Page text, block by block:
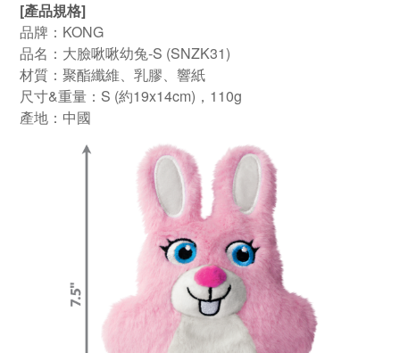
[產品規格]
品牌：KONG
品名：大臉啾啾幼兔-S (SNZK31)
材質：聚酯纖維、乳膠、響紙
尺寸&重量 ：S (約19x14cm)，110g
產地 ：中國